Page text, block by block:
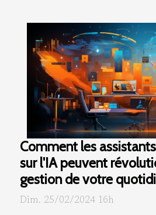
Comment les
sur l'IA peuvent
gestion de votre
Dim. 25/02/2024 16h